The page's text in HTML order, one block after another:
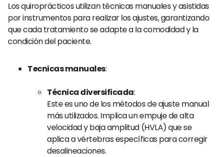
Los quiroprácticos utilizan técnicas manuales y asistidas
por instrumentos para realizar los ajustes, garantizando
que cada tratamiento se adapte a la comodidad y la
condición del paciente.
Tecnicas manuales:
Técnica diversificada:
Este es uno de los métodos de ajuste manual
más utilizados. Implica un empuje de alta
velocidad y baja amplitud (HVLA) que se
aplica a vértebras específicas para corregir
desalineaciones.